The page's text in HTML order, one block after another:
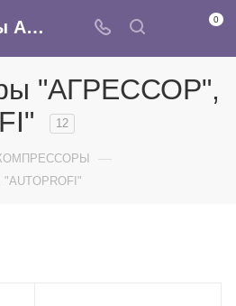
Компрессоры АГРЕССОР, AUTOPROFI - купить оптом автомобильный компрессор в интернет-магазине Армина 0
"АГРЕССОР",
12
—